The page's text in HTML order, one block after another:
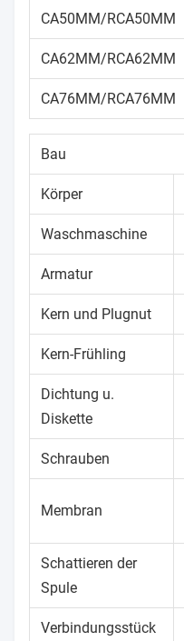
CA50MM/RCA50MM
CA62MM/RCA62MM
CA76MM/RCA76MM
Bau
Körper
Waschmaschine
Armatur
Kern und Plugnut
Kern-Frühling
Dichtung u.
Diskette
Schrauben
Membran
Schattieren der
Spule
Verbindungsstück